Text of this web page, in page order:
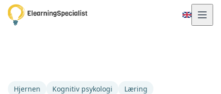
Hjernen Kognitiv psykologi Læring